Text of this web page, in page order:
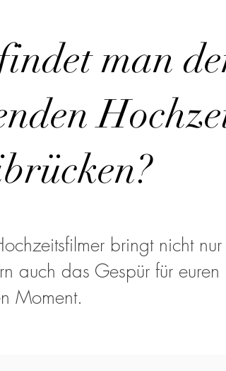
man
bringt nicht nur
auch das Gespür für euren
Moment.